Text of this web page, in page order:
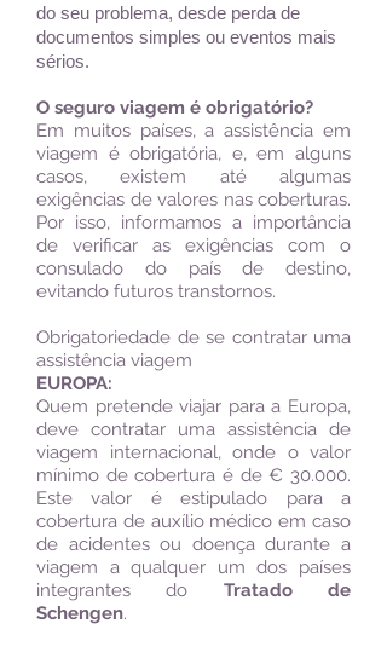
do seu problema, desde perda de
documentos simples ou eventos mais
sérios.
O seguro viagem é obrigatório?
Em muitos países, a assistência em
viagem é obrigatória, e, em alguns
casos, existem até algumas
exigências de valores nas coberturas.
Por isso, informamos a importância
de verificar as exigências com o
consulado do país de destino,
evitando futuros transtornos.
Obrigatoriedade de se contratar uma
assistência viagem
EUROPA:
Quem pretende viajar para a Europa,
deve contratar uma assistência de
viagem internacional, onde o valor
mínimo de cobertura é de € 30.000.
Este valor é estipulado para a
cobertura de auxílio médico em caso
de acidentes ou doença durante a
viagem a qualquer um dos países
integrantes do Tratado de
Schengen.